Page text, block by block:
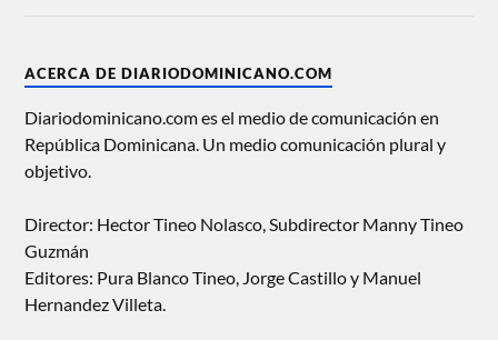
ACERCA DE DIARIODOMINICANO.COM
Diariodominicano.com es el medio de comunicación en
República Dominicana. Un medio comunicación plural y
objetivo.
Director: Hector Tineo Nolasco, Subdirector Manny Tineo
Guzmán
Editores: Pura Blanco Tineo, Jorge Castillo y Manuel
Hernandez Villeta.